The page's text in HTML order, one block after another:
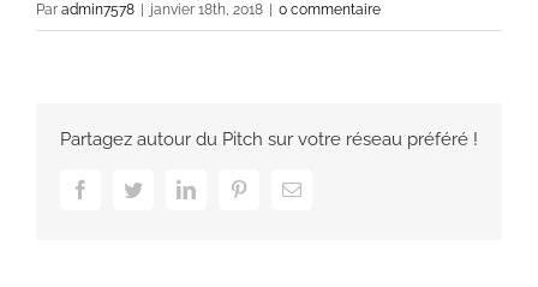
Par admin7578 janvier 18th, 2018 0 commentaire
Partagez autour du Pitch sur votre réseau préféré !
FacebookTwitterLinkedInPinterestEmail